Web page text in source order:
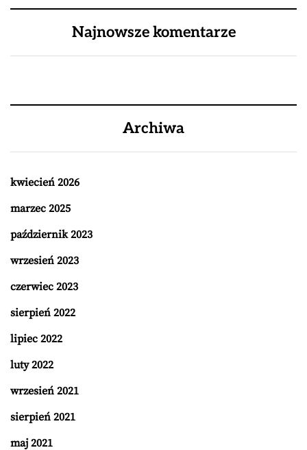
Najnowsze komentarze
Archiwa
kwiecień 2026
marzec 2025
październik 2023
wrzesień 2023
czerwiec 2023
sierpień 2022
lipiec 2022
luty 2022
wrzesień 2021
sierpień 2021
maj 2021